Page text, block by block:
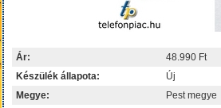
Ár:
48.990 Ft
Készülék állapota:
Új
Megye:
Pest megye